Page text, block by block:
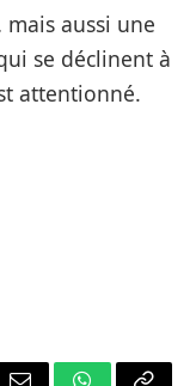
aussi une
se déclinent à
attentionné.